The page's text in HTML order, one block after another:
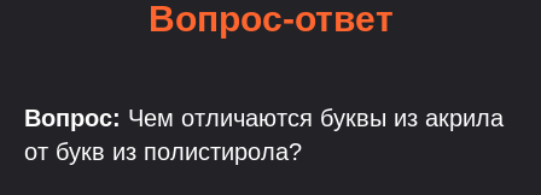
Вопрос-ответ
Вопрос: Чем отличаются буквы из акрила
от букв из полистирола?